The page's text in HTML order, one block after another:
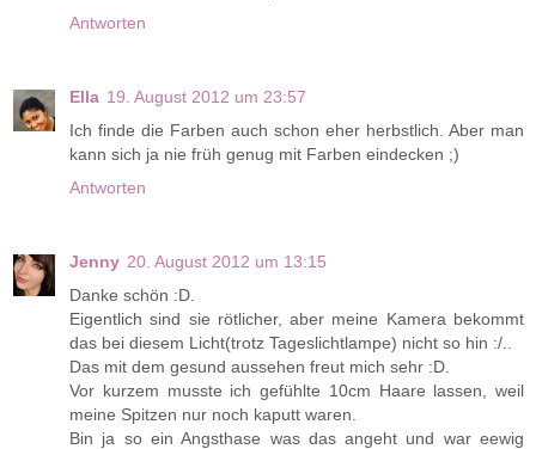
Antworten
Ella 19. August 2012 um 23:57
Ich finde die Farben auch schon eher herbstlich. Aber man
kann sich ja nie früh genug mit Farben eindecken ;)
Antworten
Jenny 20. August 2012 um 13:15
Danke schön :D.
Eigentlich sind sie rötlicher, aber meine Kamera bekommt
das bei diesem Licht(trotz Tageslichtlampe) nicht so hin :/..
Das mit dem gesund aussehen freut mich sehr :D.
Vor kurzem musste ich gefühlte 10cm Haare lassen, weil
meine Spitzen nur noch kaputt waren.
Bin ja so ein Angsthase was das angeht und war eewig